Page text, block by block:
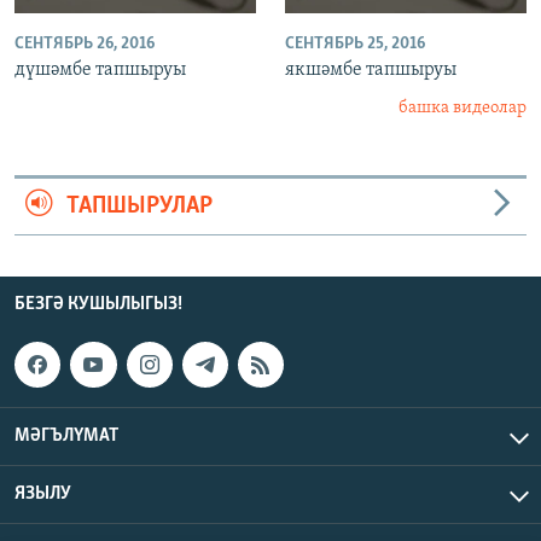
СЕНТЯБРЬ 26, 2016
дүшәмбе тапшыруы
СЕНТЯБРЬ 25, 2016
якшәмбе тапшыруы
башка видеолар
ТАПШЫРУЛАР
БЕЗГӘ КУШЫЛЫГЫЗ!
МӘГЪЛҮМАТ
ЯЗЫЛУ